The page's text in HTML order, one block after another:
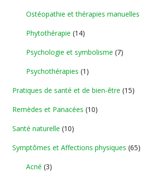
Ostéopathie et thérapies manuelles
Phytothérapie (14)
Psychologie et symbolisme (7)
Psychothérapies (1)
Pratiques de santé et de bien-être (15)
Remèdes et Panacées (10)
Santé naturelle (10)
Symptômes et Affections physiques (65)
Acné (3)